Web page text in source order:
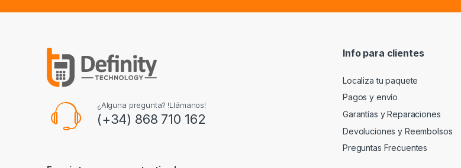
¿Alguna pregunta? !Llámanos!
(+34) 868 710 162
Info para clientes
Localiza tu paquete
Pagos y envío
Garantías y Reparaciones
Devoluciones y Reembolsos
Preguntas Frecuentes